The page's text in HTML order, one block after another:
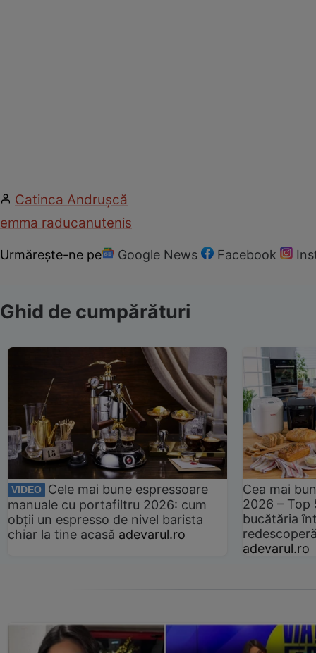
Catinca Andrușcă
emma raducanutenis
Urmărește-ne pe Google News Facebook
Ghid de cumpărături
VIDEO
Cele mai bune espressoare
manuale cu portafiltru 2026: cum
obții un espresso de nivel barista
chiar la tine acasă adevarul.ro
Cea mai
2026 –
bucătăria
adevarul.ro